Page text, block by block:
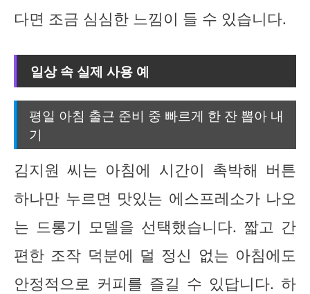
다면 조금 심심한 느낌이 들 수 있습니다.
일상 속 실제 사용 예
평일 아침 출근 준비 중 빠르게 한 잔 뽑아 내
기
김지원 씨는 아침에 시간이 촉박해 버튼
하나만 누르면 맛있는 에스프레소가 나오
는 드롱기 모델을 선택했습니다. 짧고 간
편한 조작 덕분에 덜 정신 없는 아침에도
안정적으로 커피를 즐길 수 있답니다. 하